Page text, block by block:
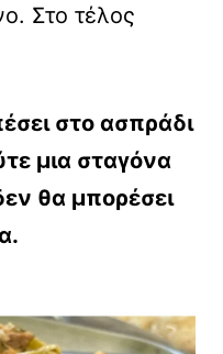
Στο τέλος
στο ασπράδι
μια σταγόνα
θα μπορέσει